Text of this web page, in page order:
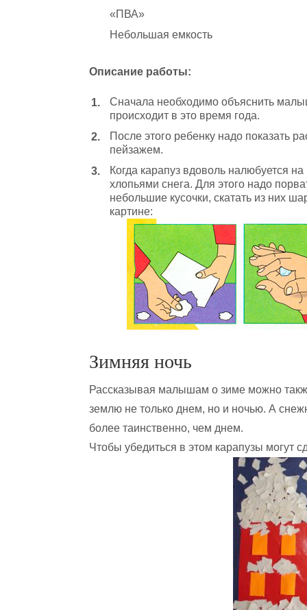
«ПВА»
Небольшая емкость
Описание работы:
Сначала необходимо объяснить
происходит в это время года.
После этого ребенку надо показать
пейзажем.
Когда карапуз вдоволь налюбуется
хлопьями снега. Для этого надо
небольшие кусочки, скатать из них
картине:
Зимняя ночь
Рассказывая малышам о зиме можно
землю не только днем, но и ночью. А
более таинственно, чем днем.
Чтобы убедиться в этом карапузы могут